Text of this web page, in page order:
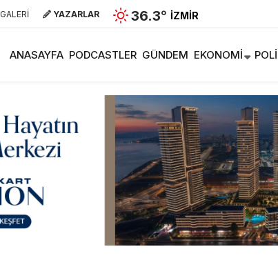
GALERİ YAZARLAR 36.3° İZMIR
ANASAYFA PODCASTLER GÜNDEM EKONOMI